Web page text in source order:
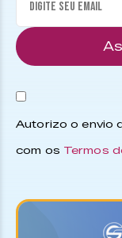
Autorizo o envio
com os Termos